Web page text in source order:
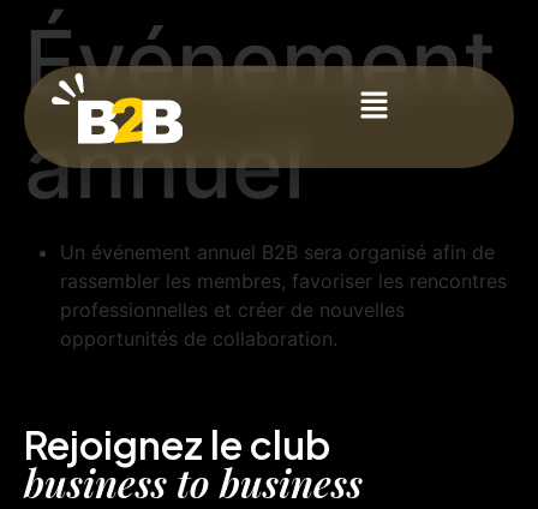
Événement
annuel
Un événement annuel B2B sera organisé afin de
rassembler les membres, favoriser les rencontres
professionnelles et créer de nouvelles
opportunités de collaboration.
Rejoignez le club
business to business